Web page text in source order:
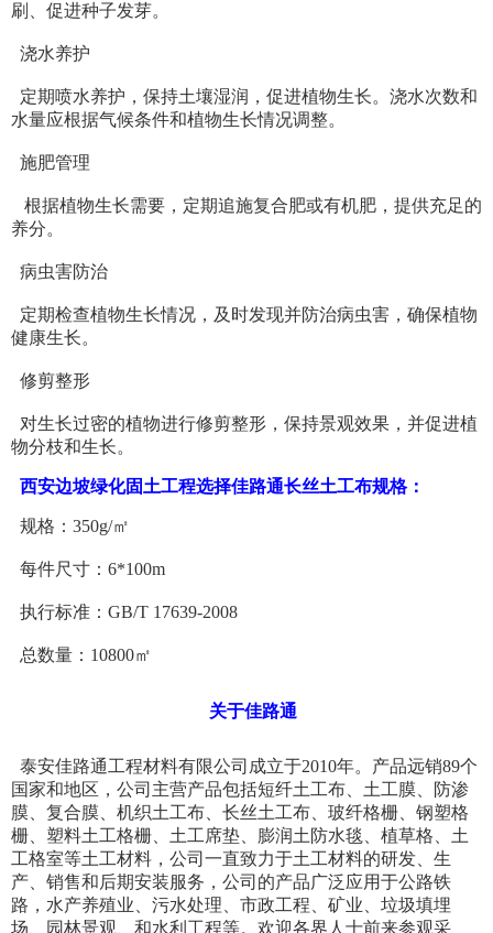
刷、促进种子发芽。
浇水养护
定期喷水养护，保持土壤湿润，促进植物生长。浇水次数和
水量应根据气候条件和植物生长情况调整。
施肥管理
根据植物生长需要，定期追施复合肥或有机肥，提供充足的
养分。
病虫害防治
定期检查植物生长情况，及时发现并防治病虫害，确保植物
健康生长。
修剪整形
对生长过密的植物进行修剪整形，保持景观效果，并促进植
物分枝和生长。
西安边坡绿化固土工程选择佳路通长丝土工布规格：
规格：350g/㎡
每件尺寸：6*100m
执行标准：GB/T 17639-2008
总数量：10800㎡
关于佳路通
泰安佳路通工程材料有限公司成立于2010年。产品远销89个
国家和地区，公司主营产品包括短纤土工布、土工膜、防渗
膜、复合膜、机织土工布、长丝土工布、玻纤格栅、钢塑格
栅、塑料土工格栅、土工席垫、膨润土防水毯、植草格、土
工格室等土工材料，公司一直致力于土工材料的研发、生
产、销售和后期安装服务，公司的产品广泛应用于公路铁
路，水产养殖业、污水处理、市政工程、矿业、垃圾填埋
场、园林景观、和水利工程等。欢迎各界人士前来参观采